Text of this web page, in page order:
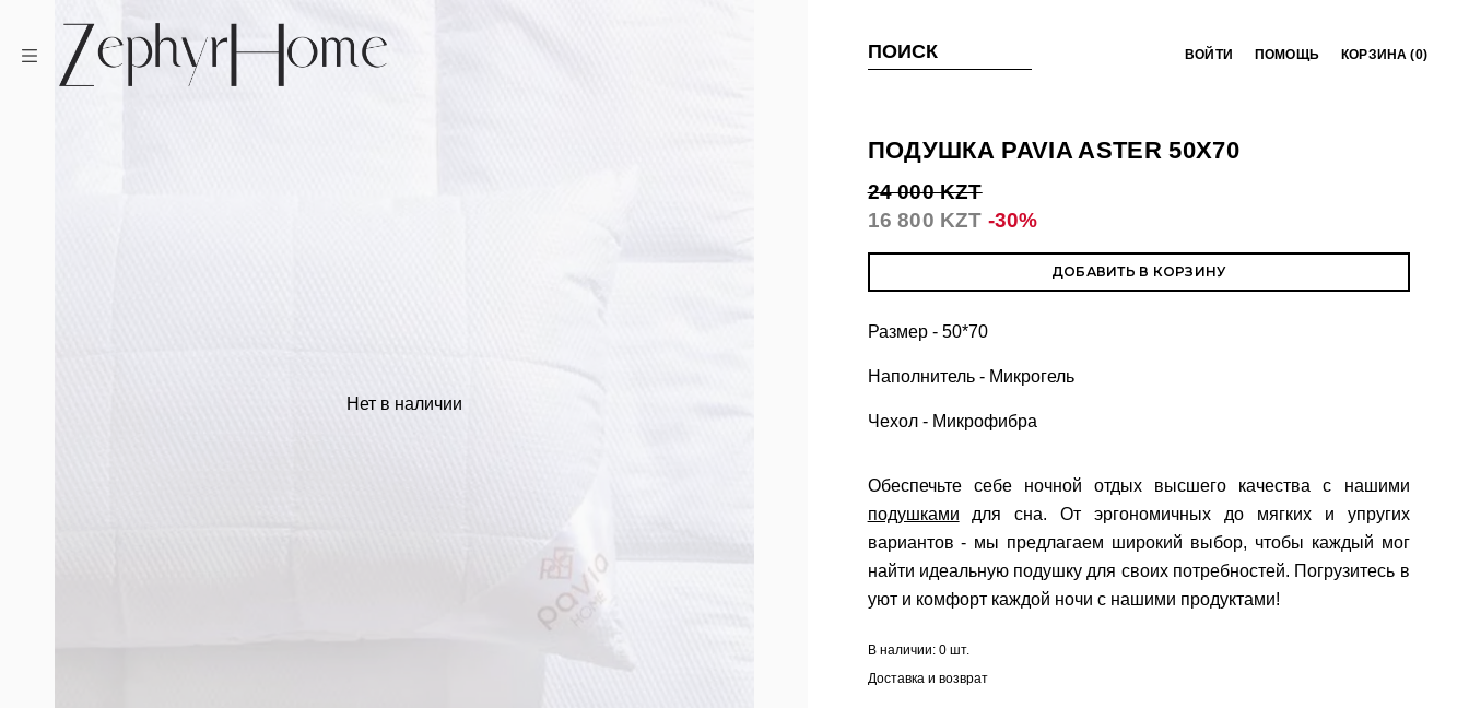
ПОИСК ВОЙТИ ПОМОЩЬ КОРЗИНА (0)
Нет в наличии
ПОДУШКА PAVIA ASTER 50X70
24 000 KZT
16 800 KZT -30%
ДОБАВИТЬ В КОРЗИНУ
Размер - 50*70
Наполнитель - Микрогель
Чехол - Микрофибра
Обеспечьте себе ночной отдых высшего качества с нашими
подушками для сна. От эргономичных до мягких и упругих
вариантов - мы предлагаем широкий выбор, чтобы каждый мог
найти идеальную подушку для своих потребностей. Погрузитесь в
уют и комфорт каждой ночи с нашими продуктами!
В наличии: 0 шт.
Доставка и возврат